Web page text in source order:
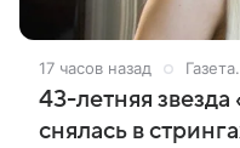
17 часов назад
43-летняя
снялась в